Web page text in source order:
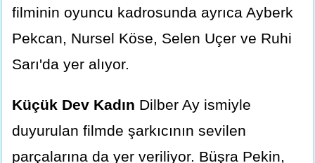
filminin oyuncu kadrosunda ayrıca Ayberk
Pekcan, Nursel Köse, Selen Uçer ve Ruhi
Sarı'da yer alıyor.
Küçük Dev Kadın Dilber Ay ismiyle
duyurulan filmde şarkıcının sevilen
parçalarına da yer veriliyor. Büşra Pekin,